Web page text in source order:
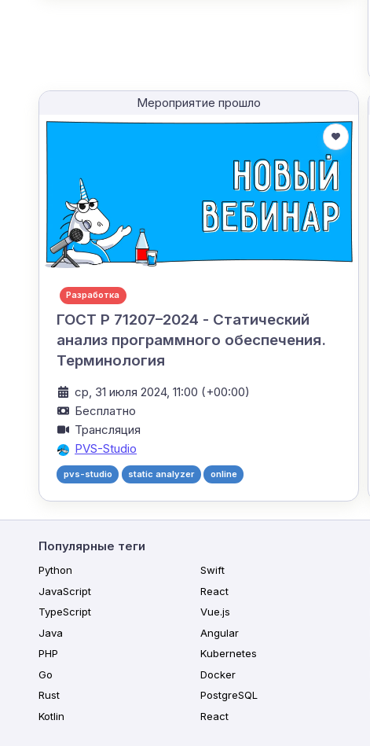
Мероприятие прошло
Разработка
ГОСТ Р 71207–2024 - Статический
анализ программного обеспечения.
Терминология
ср, 31 июля 2024, 11:00 (+00:00)
Бесплатно
Трансляция
PVS-Studio
pvs-studio static analyzer online
Популярные теги
Python
JavaScript
TypeScript
Java
PHP
Go
Rust
Kotlin
Swift
React
Vue.js
Angular
Kubernetes
Docker
PostgreSQL
React